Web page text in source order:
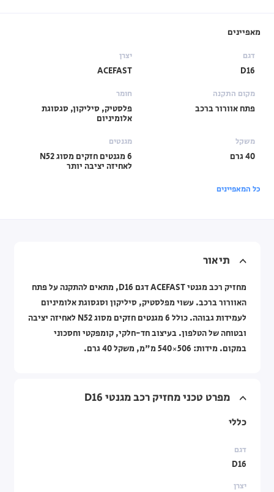
מאפיינים
דגם
D16
יצרן
ACEFAST
מקום התקנה
פתח אוורור ברכב
חומר
פלסטיק, סיליקון, סגסוגת
אלומיניום
משקל
40 גרם
מגנטים
6 מגנטים חזקים מסוג N52
לאחיזה יציבה יותר
כל המאפיינים
תיאור
מחזיק רכב מגנטי ACEFAST דגם D16, מתאים להתקנה על פתח
האוורור ברכב. עשוי מפלסטיק, סיליקון וסגסוגת אלומיניום
לעמידות גבוהה. כולל 6 מגנטים חזקים מסוג N52 לאחיזה יציבה
ובטוחה של הטלפון. בעיצוב חד-חלקי, קומפקטי וחסכוני
במקום. מידות: 506×540 מ"מ, משקל 40 גרם.
מפרט טכני מחזיק רכב מגנטי D16
כללי
דגם
D16
יצרן